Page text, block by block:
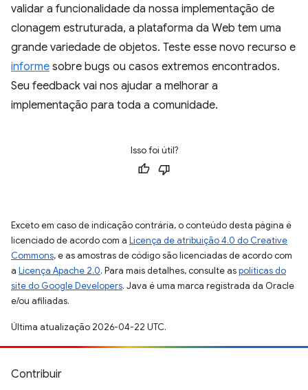
validar a funcionalidade da nossa implementação de
clonagem estruturada, a plataforma da Web tem uma
grande variedade de objetos. Teste esse novo recurso e
informe sobre bugs ou casos extremos encontrados.
Seu feedback vai nos ajudar a melhorar a
implementação para toda a comunidade.
Isso foi útil?
Exceto em caso de indicação contrária, o conteúdo desta página é
licenciado de acordo com a Licença de atribuição 4.0 do Creative
Commons, e as amostras de código são licenciadas de acordo com
a Licença Apache 2.0. Para mais detalhes, consulte aspolíticas do
site do Google Developers. Java é uma marca registrada da Oracle
e/ou afiliadas.
Última atualização 2026-04-22 UTC.
Contribuir